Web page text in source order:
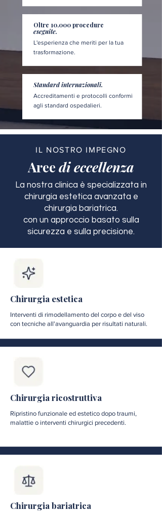
Oltre 10.000 procedure
eseguite.
L'esperienza che meriti per la tua
trasformazione.
Standard internazionali.
Accreditamenti e protocolli conformi
agli standard ospedalieri.
IL NOSTRO IMPEGNO
Aree di eccellenza
La nostra clinica è specializzata in
chirurgia estetica avanzata e
chirurgia bariatrica.
con un approccio basato sulla
sicurezza e sulla precisione.
Chirurgia estetica
Interventi di rimodellamento del corpo e del viso
con tecniche all'avanguardia per risultati naturali.
Chirurgia ricostruttiva
Ripristino funzionale ed estetico dopo traumi,
malattie o interventi chirurgici precedenti.
Chirurgia bariatrica